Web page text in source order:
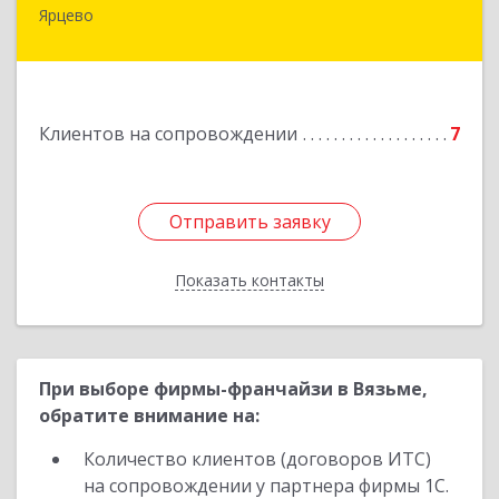
Ярцево
Клиентов на сопровождении 7
Отправить заявку
Показать контакты
Отправить заявку
Назад
При выборе фирмы-франчайзи в Вязьме,
обратите внимание на:
Количество клиентов (договоров ИТС)
на сопровождении у партнера фирмы 1С.